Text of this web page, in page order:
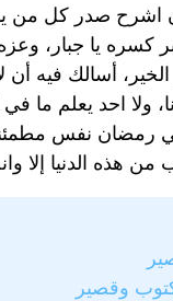
صدر كل من
كسره يا جبار،
الخير، أسالك فيه
ولا احد يعلم ما في
رمضان نفس
هذه الدنيا إلا
وقصير